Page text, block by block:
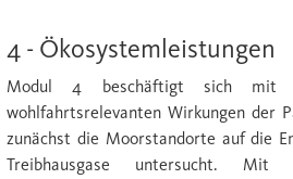
4 - Ökosystemleistungen
Modul 4 beschäftigt sich mit
wohlfahrtsrelevanten Wirkungen der
zunächst die Moorstandorte auf die
Treibhausgase untersucht. Mit